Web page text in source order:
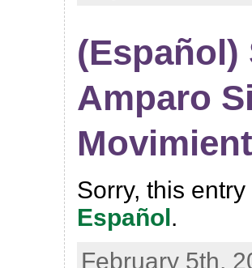
(Español)
Amparo
Sorry, this
Español.
February 5th,